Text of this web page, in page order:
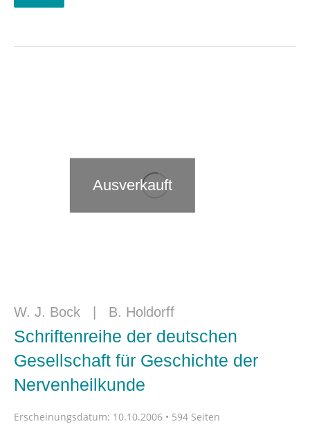
Ausverkauft
W. J. Bock B. Holdorff
Schriftenreihe der deutschen
Gesellschaft für Geschichte der
Nervenheilkunde
Erscheinungsdatum: 10.10.2006 • 594 Seiten